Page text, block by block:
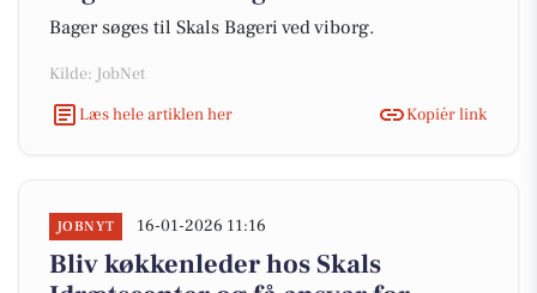
Bager søges til Skals Bageri ved viborg.
Kilde: JobNet
Læs hele artiklen her
Kopiér link
JOBNYT 16-01-2026 11:16
Bliv køkkenleder hos Skals